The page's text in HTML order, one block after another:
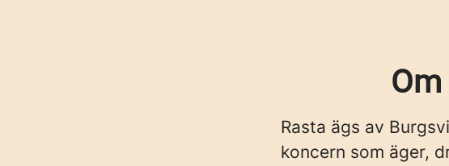
Rasta ägs av
koncern som äger,